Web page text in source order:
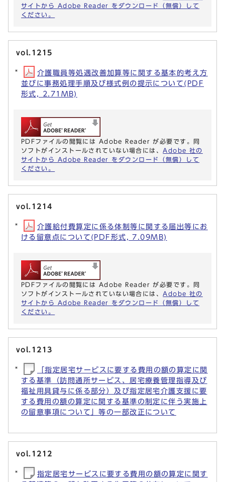
サイトから Adobe Reader をダウンロード（無償）して
ください。
vol.1215
介護職員等処遇改善加算等に関する基本的考え方
並びに事務処理手順及び様式例の提示について(PDF
形式, 2.71MB)
PDFファイルの閲覧には Adobe Reader が必要です。同
ソフトがインストールされていない場合には、 Adobe 社の
サイトから Adobe Reader をダウンロード（無償）して
ください。
vol.1214
介護給付費算定に係る体制等に関する届出等にお
ける留意点について(PDF形式, 7.09MB)
PDFファイルの閲覧には Adobe Reader が必要です。同
ソフトがインストールされていない場合には、 Adobe 社の
サイトから Adobe Reader をダウンロード（無償）して
ください。
vol.1213
「指定居宅サービスに要する費用の額の算定に関
する基準（訪問通所サービス、居宅療養管理指導及び
福祉用具貸与に係る部分）及び指定居宅介護支援に要
する費用の額の算定に関する基準の制定に伴う実施上
の留意事項について」等の一部改正について
vol.1212
指定居宅サービスに要する費用の額の算定に関す